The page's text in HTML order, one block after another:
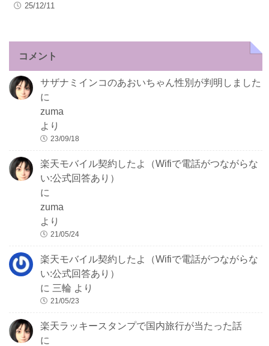
25/12/11
コメント
サザナミインコのあおいちゃん性別が判明しました
に
zuma
より
23/09/18
楽天モバイル契約したよ（Wifiで電話がつながらな
い:公式回答あり）
に
zuma
より
21/05/24
楽天モバイル契約したよ（Wifiで電話がつながらな
い:公式回答あり）
に三輪 より
21/05/23
楽天ラッキースタンプで国内旅行が当たった話
に